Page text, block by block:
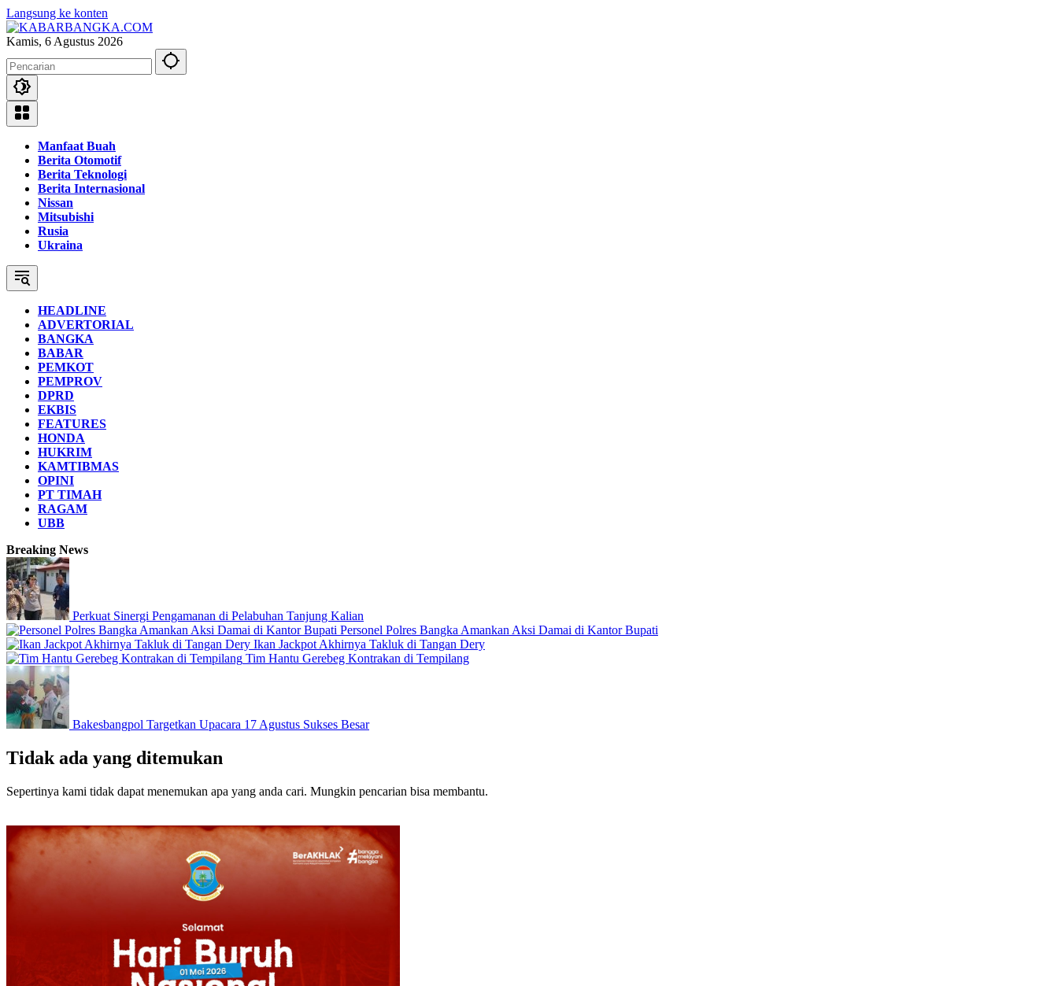
Langsung ke konten
Kamis, 6 Agustus 2026
Manfaat Buah
Berita Otomotif
Berita Teknologi
Berita Internasional
Nissan
Mitsubishi
Rusia
Ukraina
HEADLINE
ADVERTORIAL
BANGKA
BABAR
PEMKOT
PEMPROV
DPRD
EKBIS
FEATURES
HONDA
HUKRIM
KAMTIBMAS
OPINI
PT TIMAH
RAGAM
UBB
Breaking News
Perkuat Sinergi Pengamanan di Pelabuhan Tanjung Kalian
Personel Polres Bangka Amankan Aksi Damai di Kantor Bupati
Ikan Jackpot Akhirnya Takluk di Tangan Dery
Tim Hantu Gerebeg Kontrakan di Tempilang
Bakesbangpol Targetkan Upacara 17 Agustus Sukses Besar
Tidak ada yang ditemukan
Sepertinya kami tidak dapat menemukan apa yang anda cari. Mungkin pencarian bisa membantu.